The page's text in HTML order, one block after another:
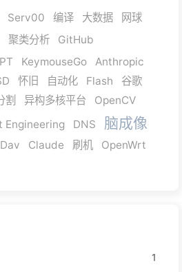
Serv00 编译 大数据 网球
聚类分析 GitHub
KeymouseGo
Anthropic
怀旧 自动化 Flash
谷歌
割 异构多核平台
OpenCV
Engineering DNS 脑成像
Claude 刷机 OpenWrt
1